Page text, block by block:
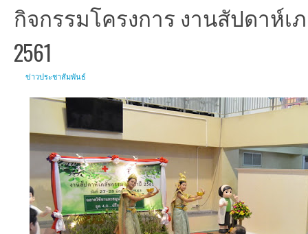
กิจกรรมโครงการ งานสัปดาห์เ
2561
ข่าวประชาสัมพันธ์